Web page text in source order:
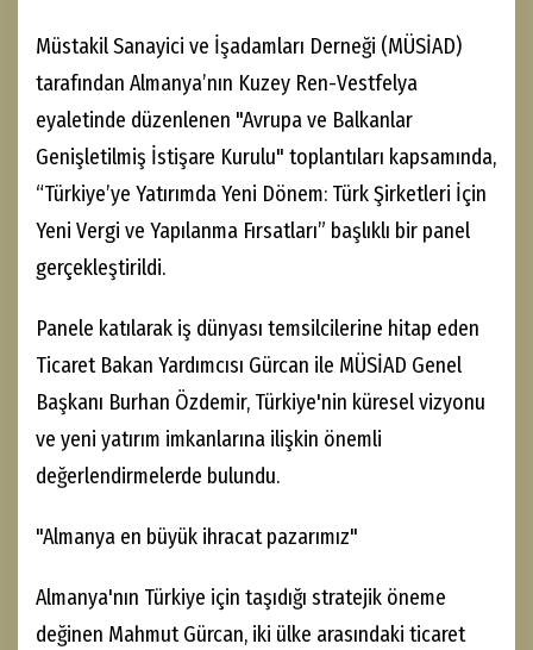
Müstakil Sanayici ve İşadamları Derneği (MÜSİAD)
tarafından Almanya’nın Kuzey Ren-Vestfelya
eyaletinde düzenlenen "Avrupa ve Balkanlar
Genişletilmiş İstişare Kurulu" toplantıları kapsamında,
“Türkiye’ye Yatırımda Yeni Dönem: Türk Şirketleri İçin
Yeni Vergi ve Yapılanma Fırsatları” başlıklı bir panel
gerçekleştirildi.
Panele katılarak iş dünyası temsilcilerine hitap eden
Ticaret Bakan Yardımcısı Gürcan ile MÜSİAD Genel
Başkanı Burhan Özdemir, Türkiye'nin küresel vizyonu
ve yeni yatırım imkanlarına ilişkin önemli
değerlendirmelerde bulundu.
"Almanya en büyük ihracat pazarımız"
Almanya'nın Türkiye için taşıdığı stratejik öneme
değinen Mahmut Gürcan, iki ülke arasındaki ticaret